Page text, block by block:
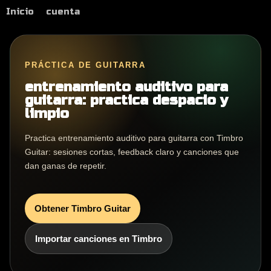
Inicio cuenta
PRÁCTICA DE GUITARRA
entrenamiento auditivo para
guitarra: practica despacio y
limpio
Practica entrenamiento auditivo para guitarra con Timbro
Guitar: sesiones cortas, feedback claro y canciones que
dan ganas de repetir.
Obtener Timbro Guitar
Importar canciones en Timbro